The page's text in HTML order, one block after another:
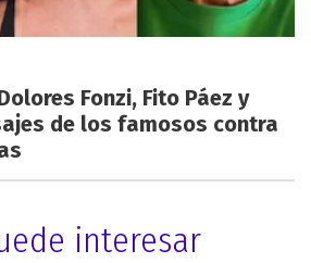
Fonzi, Fito Páez y
de los famosos contra
interesar